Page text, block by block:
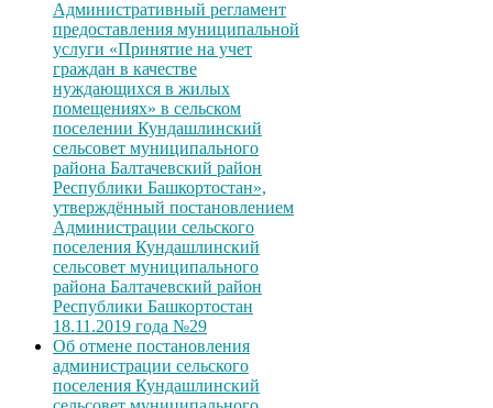
Административный регламент
предоставления муниципальной
услуги «Принятие на учет
граждан в качестве
нуждающихся в жилых
помещениях» в сельском
поселении Кундашлинский
сельсовет муниципального
района Балтачевский район
Республики Башкортостан»,
утверждённый постановлением
Администрации сельского
поселения Кундашлинский
сельсовет муниципального
района Балтачевский район
Республики Башкортостан
18.11.2019 года №29
Об отмене постановления
администрации сельского
поселения Кундашлинский